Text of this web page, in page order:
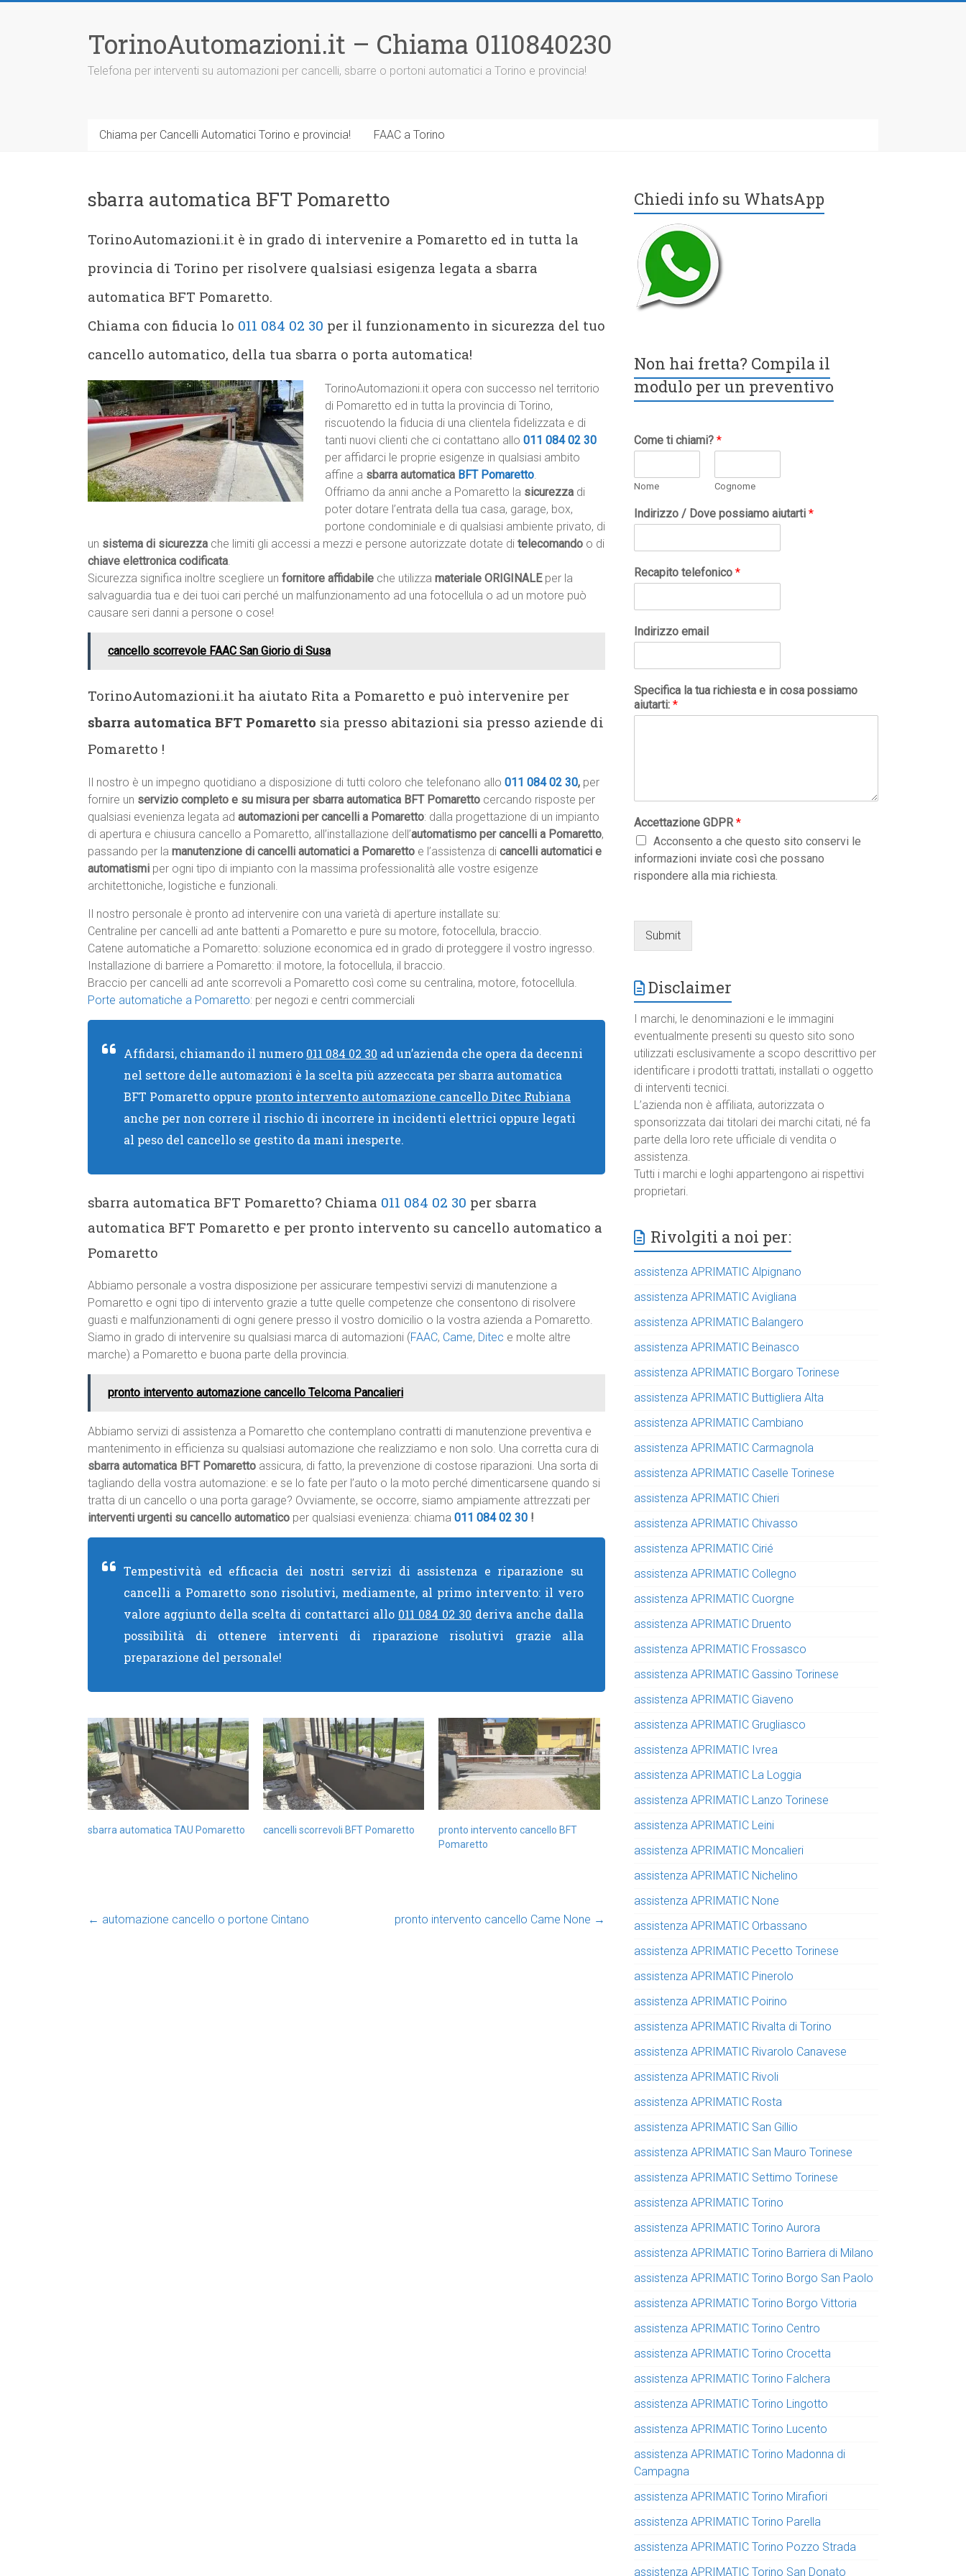
TorinoAutomazioni.it – Chiama 0110840230
Telefona per interventi su automazioni per cancelli, sbarre o portoni automatici a Torino e provincia!
Chiama per Cancelli Automatici Torino e provincia! FAAC a Torino
sbarra automatica BFT Pomaretto
TorinoAutomazioni.it è in grado di intervenire a Pomaretto ed in tutta la
provincia di Torino per risolvere qualsiasi esigenza legata a sbarra
automatica BFT Pomaretto.
Chiama con fiducia lo 011 084 02 30 per il funzionamento in sicurezza del tuo
cancello automatico, della tua sbarra o porta automatica!
TorinoAutomazioni.it opera con successo nel territorio
di Pomaretto ed in tutta la provincia di Torino,
riscuotendo la fiducia di una clientela fidelizzata e di
tanti nuovi clienti che ci contattano allo 011 084 02 30
per affidarci le proprie esigenze in qualsiasi ambito
affine a sbarra automatica BFT Pomaretto.
Offriamo da anni anche a Pomaretto la sicurezza di
poter dotare l’entrata della tua casa, garage, box,
portone condominiale e di qualsiasi ambiente privato, di
un sistema di sicurezza che limiti gli accessi a mezzi e persone autorizzate dotate di telecomando o di
chiave elettronica codificata.
Sicurezza significa inoltre scegliere un fornitore affidabile che utilizza materiale ORIGINALEper la
salvaguardia tua e dei tuoi cari perché un malfunzionamento ad una fotocellula o ad un motore può
causare seri danni a persone o cose!
cancello scorrevole FAAC San Giorio di Susa
TorinoAutomazioni.it ha aiutato Rita a Pomaretto e può intervenire per
sbarra automatica BFT Pomaretto sia presso abitazioni sia presso aziende di
Pomaretto !
Il nostro è un impegno quotidiano a disposizione di tutti coloro che telefonano allo 011 084 02 30, per
fornire un servizio completo e su misura per sbarra automatica BFT Pomaretto cercando risposte per
qualsiasi evenienza legata ad automazioni per cancelli a Pomaretto: dalla progettazione di un impianto
di apertura e chiusura cancello a Pomaretto, all’installazione dell’automatismo per cancelli a Pomaretto,
passando per la manutenzione di cancelli automatici a Pomaretto e l’assistenza di cancelli automatici e
automatismi per ogni tipo di impianto con la massima professionalità alle vostre esigenze
architettoniche, logistiche e funzionali.
Il nostro personale è pronto ad intervenire con una varietà di aperture installate su:
Centraline per cancelli ad ante battenti a Pomaretto e pure su motore, fotocellula, braccio.
Catene automatiche a Pomaretto: soluzione economica ed in grado di proteggere il vostro ingresso.
Installazione di barriere a Pomaretto: il motore, la fotocellula, il braccio.
Braccio per cancelli ad ante scorrevoli a Pomaretto così come su centralina, motore, fotocellula.
Porte automatiche a Pomaretto: per negozi e centri commerciali
Affidarsi, chiamando il numero 011 084 02 30 ad un’azienda che opera da decenni
nel settore delle automazioni è la scelta più azzeccata per sbarra automatica
BFT Pomaretto oppure pronto intervento automazione cancello Ditec Rubiana
anche per non correre il rischio di incorrere in incidenti elettrici oppure legati
al peso del cancello se gestito da mani inesperte.
sbarra automatica BFT Pomaretto? Chiama 011 084 02 30 per sbarra
automatica BFT Pomaretto e per pronto intervento su cancello automatico a
Pomaretto
Abbiamo personale a vostra disposizione per assicurare tempestivi servizi di manutenzione a
Pomaretto e ogni tipo di intervento grazie a tutte quelle competenze che consentono di risolvere
guasti e malfunzionamenti di ogni genere presso il vostro domicilio o la vostra azienda a Pomaretto.
Siamo in grado di intervenire su qualsiasi marca di automazioni (FAAC, Came, Ditec e molte altre
marche) a Pomaretto e buona parte della provincia.
pronto intervento automazione cancello Telcoma Pancalieri
Abbiamo servizi di assistenza a Pomaretto che contemplano contratti di manutenzione preventiva e
mantenimento in efficienza su qualsiasi automazione che realizziamo e non solo. Una corretta cura di
sbarra automatica BFT Pomaretto assicura, di fatto, la prevenzione di costose riparazioni. Una sorta di
tagliando della vostra automazione: e se lo fate per l’auto o la moto perché dimenticarsene quando si
tratta di un cancello o una porta garage? Ovviamente, se occorre, siamo ampiamente attrezzati per
interventi urgenti su cancello automatico per qualsiasi evenienza: chiama 011 084 02 30 !
Tempestività ed efficacia dei nostri servizi di assistenza e riparazione su
cancelli a Pomaretto sono risolutivi, mediamente, al primo intervento: il vero
valore aggiunto della scelta di contattarci allo 011 084 02 30 deriva anche dalla
possibilità di ottenere interventi di riparazione risolutivi grazie alla
preparazione del personale!
sbarra automatica TAU Pomaretto cancelli scorrevoli BFT Pomaretto
pronto intervento cancello BFT
Pomaretto
← automazione cancello o portone Cintano pronto intervento cancello Came None →
Chiedi info su WhatsApp
Non hai fretta? Compila il
modulo per un preventivo
Come ti chiami?*
Nome Cognome
Indirizzo / Dove possiamo aiutarti*
Recapito telefonico*
Indirizzo email
Specifica la tua richiesta e in cosa possiamo
aiutarti:*
Accettazione GDPR*
Acconsento a che questo sito conservi le
informazioni inviate così che possano
rispondere alla mia richiesta.
Submit
Disclaimer
I marchi, le denominazioni e le immagini
eventualmente presenti su questo sito sono
utilizzati esclusivamente a scopo descrittivo per
identificare i prodotti trattati, installati o oggetto
di interventi tecnici.
L’azienda non è affiliata, autorizzata o
sponsorizzata dai titolari dei marchi citati, né fa
parte della loro rete ufficiale di vendita o
assistenza.
Tutti i marchi e loghi appartengono ai rispettivi
proprietari.
Rivolgiti a noi per:
assistenza APRIMATIC Alpignano
assistenza APRIMATIC Avigliana
assistenza APRIMATIC Balangero
assistenza APRIMATIC Beinasco
assistenza APRIMATIC Borgaro Torinese
assistenza APRIMATIC Buttigliera Alta
assistenza APRIMATIC Cambiano
assistenza APRIMATIC Carmagnola
assistenza APRIMATIC Caselle Torinese
assistenza APRIMATIC Chieri
assistenza APRIMATIC Chivasso
assistenza APRIMATIC Cirié
assistenza APRIMATIC Collegno
assistenza APRIMATIC Cuorgne
assistenza APRIMATIC Druento
assistenza APRIMATIC Frossasco
assistenza APRIMATIC Gassino Torinese
assistenza APRIMATIC Giaveno
assistenza APRIMATIC Grugliasco
assistenza APRIMATIC Ivrea
assistenza APRIMATIC La Loggia
assistenza APRIMATIC Lanzo Torinese
assistenza APRIMATIC Leini
assistenza APRIMATIC Moncalieri
assistenza APRIMATIC Nichelino
assistenza APRIMATIC None
assistenza APRIMATIC Orbassano
assistenza APRIMATIC Pecetto Torinese
assistenza APRIMATIC Pinerolo
assistenza APRIMATIC Poirino
assistenza APRIMATIC Rivalta di Torino
assistenza APRIMATIC Rivarolo Canavese
assistenza APRIMATIC Rivoli
assistenza APRIMATIC Rosta
assistenza APRIMATIC San Gillio
assistenza APRIMATIC San Mauro Torinese
assistenza APRIMATIC Settimo Torinese
assistenza APRIMATIC Torino
assistenza APRIMATIC Torino Aurora
assistenza APRIMATIC Torino Barriera di Milano
assistenza APRIMATIC Torino Borgo San Paolo
assistenza APRIMATIC Torino Borgo Vittoria
assistenza APRIMATIC Torino Centro
assistenza APRIMATIC Torino Crocetta
assistenza APRIMATIC Torino Falchera
assistenza APRIMATIC Torino Lingotto
assistenza APRIMATIC Torino Lucento
assistenza APRIMATIC Torino Madonna di
Campagna
assistenza APRIMATIC Torino Mirafiori
assistenza APRIMATIC Torino Parella
assistenza APRIMATIC Torino Pozzo Strada
assistenza APRIMATIC Torino San Donato